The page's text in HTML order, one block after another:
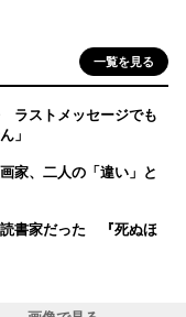
一覧を見る
ラストメッセージでも
」
家、二人の「違い」と
書家だった 『死ぬほ